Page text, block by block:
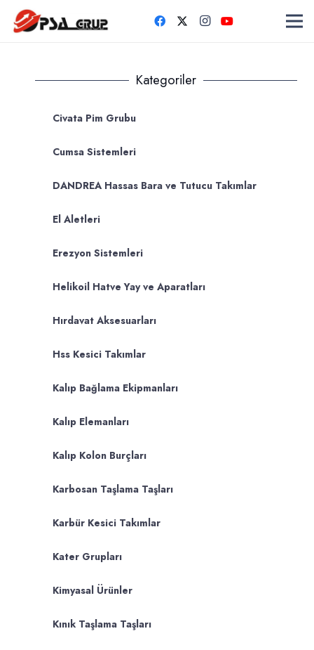
Kategoriler
Civata Pim Grubu
Cumsa Sistemleri
DANDREA Hassas Bara ve Tutucu Takımlar
El Aletleri
Erezyon Sistemleri
Helikoil Hatve Yay ve Aparatları
Hırdavat Aksesuarları
Hss Kesici Takımlar
Kalıp Bağlama Ekipmanları
Kalıp Elemanları
Kalıp Kolon Burçları
Karbosan Taşlama Taşları
Karbür Kesici Takımlar
Kater Grupları
Kimyasal Ürünler
Kınık Taşlama Taşları